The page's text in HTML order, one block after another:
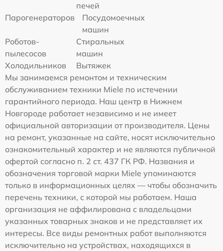
печей
Парогенераторов
Посудомоечных
машин
Роботов-
пылесосов
Стиральных
машин
Холодильников
Вытяжек
Мы занимаемся ремонтом и техническим
обслуживанием техники Miele по истечении
гарантийного периода. Наш центр в Нижнем
Новгороде работает независимо и не имеет
официальной авторизации от производителя. Цены
на ремонт, указанные на сайте, носят исключительно
ознакомительный характер и не являются публичной
офертой согласно п. 2 ст. 437 ГК РФ. Названия и
обозначения торговой марки Miele упоминаются
только в информационных целях — чтобы обозначить
перечень техники, с которой мы работаем. Наша
организация не аффилирована с владельцами
указанных товарных знаков и не представляет их
интересы. Все виды ремонтных работ выполняются
исключительно на устройствах, находящихся в